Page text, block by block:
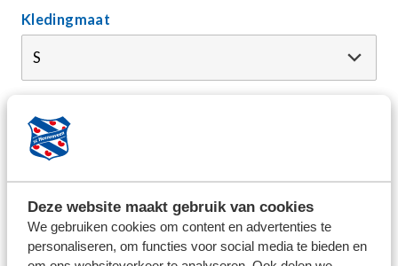
Deze website maakt gebruik van cookies
We gebruiken cookies om content en advertenties te
personaliseren, om functies voor social media te bieden en
Kledingmaat
BEZORG INFORMATIE
We streven ernaar om de bestelde producten binnen 5
artikelen kunt u contact opnemen via: feanstore@sc-
heerenveen.nl, vermeld altijd uw ordernummer in de